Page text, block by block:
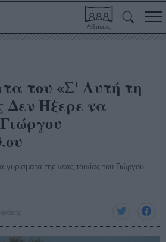
Αίθουσες
του «Σ' Αυτή τη
Ηξερε να
γυρίσματα της νέας ταινίας του Γιώργου